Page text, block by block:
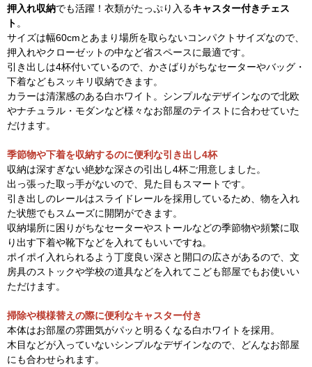
押入れ収納でも活躍！衣類がたっぷり入るキャスター付きチェス
ト 。
サイズは幅60cmとあまり場所を取らないコンパクトサイズなので、
押入れやクローゼットの中など省スペースに最適です。
引き出しは4杯付いているので、かさばりがちなセーターやバッグ・
下着などもスッキリ収納できます。
カラーは清潔感のある白ホワイト。シンプルなデザインなので北欧
やナチュラル・モダンなど様々なお部屋のテイストに合わせていた
だけます。
季節物や下着を収納するのに便利な引き出し4杯
収納は深すぎない絶妙な深さの引出し4杯ご用意しました。
出っ張った取っ手がないので、見た目もスマートです。
引き出しのレールはスライドレールを採用しているため、物を入れ
た状態でもスムーズに開閉ができます。
収納場所に困りがちなセーターやストールなどの季節物や頻繁に取
り出す下着や靴下などを入れてもいいですね。
ポイポイ入れられるよう丁度良い深さと開口の広さがあるので、文
房具のストックや学校の道具などを入れてこども部屋でもお使いい
ただけます。
掃除や模様替えの際に便利なキャスター付き
本体はお部屋の雰囲気がパッと明るくなる白ホワイトを採用。
木目などが入っていないシンプルなデザインなので、どんなお部屋
にも合わせられます。